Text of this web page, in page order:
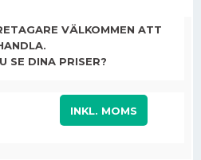
VÄLKOMMEN ATT
SE DINA PRISER?
INKL. MOMS